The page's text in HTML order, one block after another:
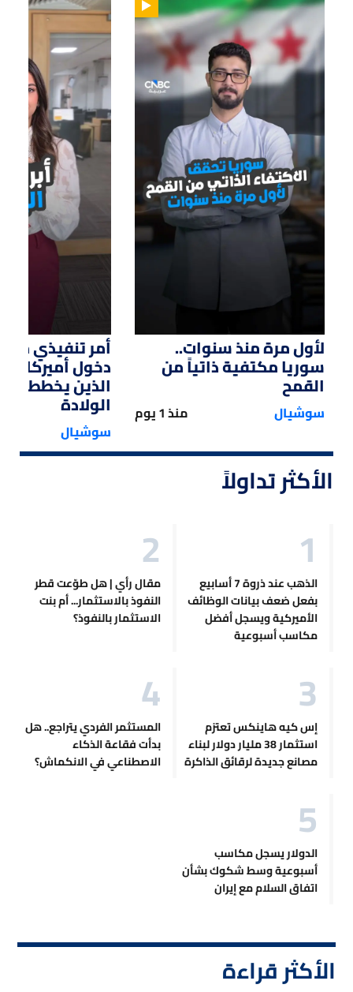
01:33
لأول مرة منذ سنوات..
سوريا مكتفية ذاتياً من
القمح
سوشيال منذ 1 يوم
أمر تنفيذي من
دخول أميركا
الذين يخططون
الولادة
سوشيال
الأكثر تداولاً
الذهب عند ذروة 7 أسابيع
بفعل ضعف بيانات الوظائف
الأميركية ويسجل أفضل
مكاسب أسبوعية
مقال رأي | هل طوّعت قطر
النفوذ بالاستثمار... أم بنت
الاستثمار بالنفوذ؟
إس كيه هاينكس تعتزم
استثمار 38 مليار دولار لبناء
مصانع جديدة لرقائق الذاكرة
المستثمر الفردي يتراجع.. هل
بدأت فقاعة الذكاء
الاصطناعي في الانكماش؟
الدولار يسجل مكاسب
أسبوعية وسط شكوك بشأن
اتفاق السلام مع إيران
الأكثر قراءة